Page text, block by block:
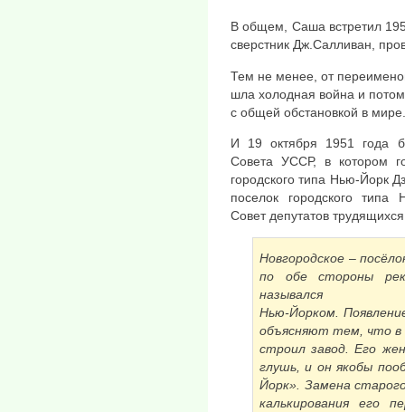
В общем, Саша встретил
сверстник Дж.Салливан,
Тем не менее, от
шла холодная война и
с общей обстановкой в мире.
И 19 октября 1951 года
Совета УССР, в котором
городского типа Нью-Йорк
поселок городского типа
Совет депутатов
Новгородское –
по обе стороны
назывался
Нью-Йорком.
объясняют тем, что в
строил завод. Его
глушь, и он якобы
Йорк». Замена
калькирования его